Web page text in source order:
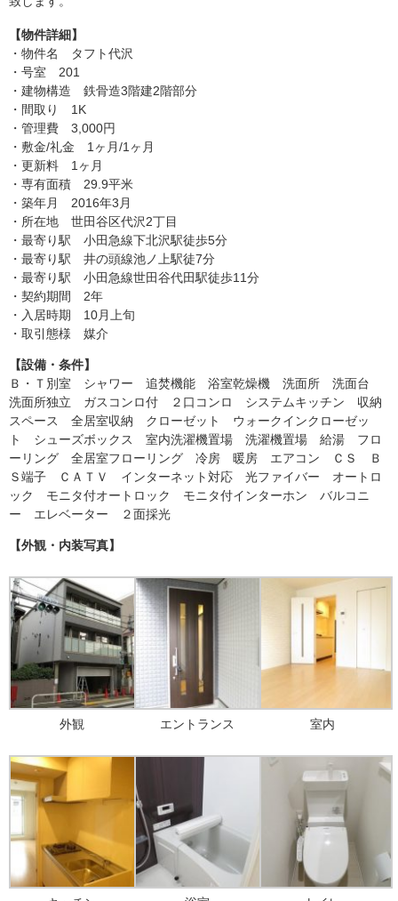
【物件詳細】
・物件名 タフト代沢
・号室 201
・建物構造 鉄骨造3階建2階部分
・間取り 1K
・管理費 3,000円
・敷金/礼金 1ヶ月/1ヶ月
・更新料 1ヶ月
・専有面積 29.9平米
・築年月 2016年3月
・所在地 世田谷区代沢2丁目
・最寄り駅 小田急線下北沢駅徒歩5分
・最寄り駅 井の頭線池ノ上駅徒7分
・最寄り駅 小田急線世田谷代田駅徒歩11分
・契約期間 2年
・入居時期 10月上旬
・取引態様 媒介
【設備・条件】
Ｂ・Ｔ別室 シャワー 追焚機能 浴室乾燥機 洗面所 洗面台
洗面所独立 ガスコンロ付 ２口コンロ システムキッチン 収納
スペース 全居室収納 クローゼット ウォークインクローゼッ
ト シューズボックス 室内洗濯機置場 洗濯機置場 給湯 フロ
ーリング 全居室フローリング 冷房 暖房 エアコン ＣＳ Ｂ
Ｓ端子 ＣＡＴＶ インターネット対応 光ファイバー オートロ
ック モニタ付オートロック モニタ付インターホン バルコニ
ー エレベーター ２面採光
【外観・内装写真】
外観 エントランス 室内